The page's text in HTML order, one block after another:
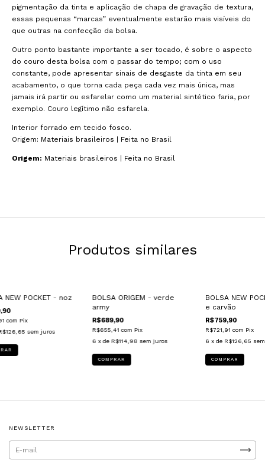
pigmentação da tinta e aplicação de chapa de gravação de textura,
essas pequenas “marcas” eventualmente estarão mais visíveis do
que outras na confecção da bolsa.
Outro ponto bastante importante a ser tocado, é sobre o aspecto
do couro desta bolsa com o passar do tempo; com o uso
constante, pode apresentar sinais de desgaste da tinta em seu
acabamento, o que torna cada peça cada vez mais única, mas
jamais irá partir ou esfarelar como um material sintético faria, por
exemplo. Couro legítimo não esfarela.
Interior forrado em tecido fosco.
Origem: Materiais brasileiros | Feita no Brasil
Origem: Materiais brasileiros | Feita no Brasil
Produtos similares
NEW POCKET - noz
com Pix
sem juros
BOLSA ORIGEM - verde
army
R$689,90
R$655,41com Pix
6 x de R$114,98 sem juros
BOLSA NEW
e carvão
R$759,90
R$721,91 com Pix
6 x de R$126,65
NEWSLETTER